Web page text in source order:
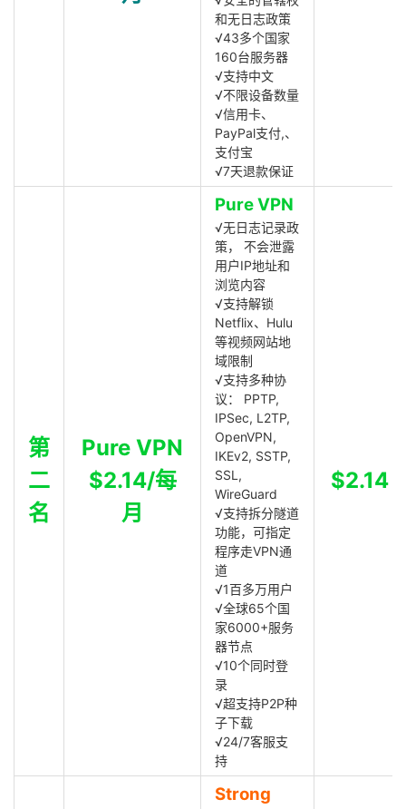
和无日志政策
√43多个国家
160台服务器
√支持中文
√不限设备数量
√信用卡、
PayPal支付,、
支付宝
√7天退款保证
第
二
名
Pure VPN
$2.14/每
月
Pure VPN
√无日志记录政
策， 不会泄露
用户IP地址和
浏览内容
√支持解锁
Netflix、Hulu
等视频网站地
域限制
√支持多种协
议： PPTP,
IPSec, L2TP,
OpenVPN,
IKEv2, SSTP,
SSL,
WireGuard
√支持拆分隧道
功能，可指定
程序走VPN通
道
√1百多万用户
√全球65个国
家6000+服务
器节点
√10个同时登
录
√超支持P2P种
子下载
√24/7客服支
持
$2.14
Strong